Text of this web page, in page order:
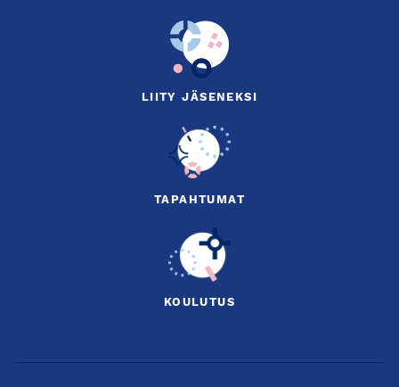
LIITY JÄSENEKSI
TAPAHTUMAT
KOULUTUS